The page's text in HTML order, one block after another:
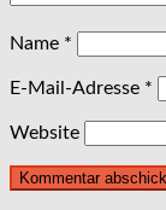
Name *
E-Mail-Adresse *
Website